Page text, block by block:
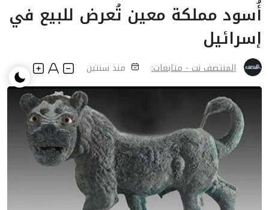
أُسود مملكة معين تُعرض للبيع في
إسرائيل
المنتصف نت - متابعات: منذ سنتين